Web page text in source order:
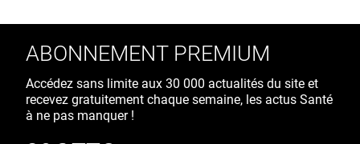
ABONNEMENT PREMIUM
Accédez sans limite aux 30 000 actualités du site et
recevez gratuitement chaque semaine, les actus Santé
à ne pas manquer !